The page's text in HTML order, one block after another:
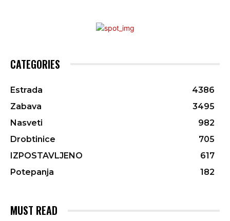
CATEGORIES
Estrada
4386
Zabava
3495
Nasveti
982
Drobtinice
705
IZPOSTAVLJENO
617
Potepanja
182
MUST READ